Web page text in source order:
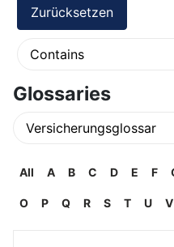
Glossaries
All A B C D E F
O P Q R S T U V